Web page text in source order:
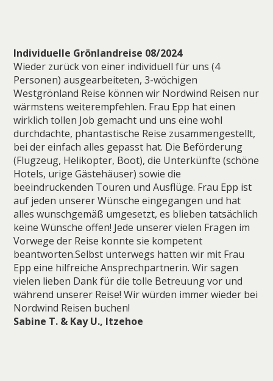
Individuelle Grönlandreise 08/2024
Wieder zurück von einer individuell für uns (4
Personen) ausgearbeiteten, 3-wöchigen
Westgrönland Reise können wir Nordwind Reisen nur
wärmstens weiterempfehlen. Frau Epp hat einen
wirklich tollen Job gemacht und uns eine wohl
durchdachte, phantastische Reise zusammengestellt,
bei der einfach alles gepasst hat. Die Beförderung
(Flugzeug, Helikopter, Boot), die Unterkünfte (schöne
Hotels, urige Gästehäuser) sowie die
beeindruckenden Touren und Ausflüge. Frau Epp ist
auf jeden unserer Wünsche eingegangen und hat
alles wunschgemäß umgesetzt, es blieben tatsächlich
keine Wünsche offen! Jede unserer vielen Fragen im
Vorwege der Reise konnte sie kompetent
beantworten.Selbst unterwegs hatten wir mit Frau
Epp eine hilfreiche Ansprechpartnerin. Wir sagen
vielen lieben Dank für die tolle Betreuung vor und
während unserer Reise! Wir würden immer wieder bei
Nordwind Reisen buchen!
Sabine T. & Kay U., Itzehoe